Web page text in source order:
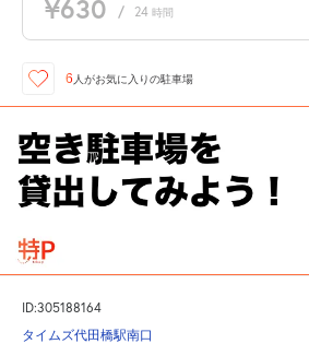
¥630 / 24 時間
6 人がお気に入りの駐車場
ID:305188164
タイムズ代田橋駅南口